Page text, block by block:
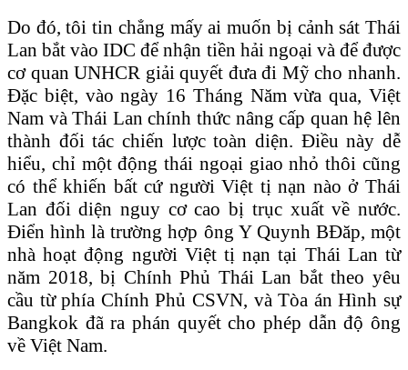
Do đó, tôi tin chẳng mấy ai muốn bị cảnh sát Thái
Lan bắt vào IDC để nhận tiền hải ngoại và để được
cơ quan UNHCR giải quyết đưa đi Mỹ cho nhanh.
Đặc biệt, vào ngày 16 Tháng Năm vừa qua, Việt
Nam và Thái Lan chính thức nâng cấp quan hệ lên
thành đối tác chiến lược toàn diện. Điều này dễ
hiểu, chỉ một động thái ngoại giao nhỏ thôi cũng
có thể khiến bất cứ người Việt tị nạn nào ở Thái
Lan đối diện nguy cơ cao bị trục xuất về nước.
Điển hình là trường hợp ông Y Quynh BĐăp, một
nhà hoạt động người Việt tị nạn tại Thái Lan từ
năm 2018, bị Chính Phủ Thái Lan bắt theo yêu
cầu từ phía Chính Phủ CSVN, và Tòa án Hình sự
Bangkok đã ra phán quyết cho phép dẫn độ ông
về Việt Nam.